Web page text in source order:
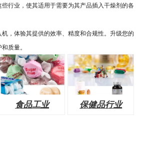
行业，使其适用于需要为其产品插入干燥剂的各
，体验其提供的效率、精度和合规性。升级您的
质量。
食品工业 保健品行业